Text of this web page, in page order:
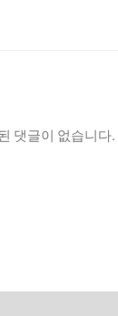
댓글이 없습니다.